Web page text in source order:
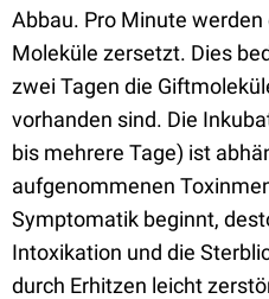
Abbau. Pro Minute
Moleküle zersetzt. Dies
zwei Tagen die
vorhanden sind. Die
bis mehrere Tage) ist
aufgenommenen
Symptomatik beginnt,
Intoxikation und die
durch Erhitzen leicht